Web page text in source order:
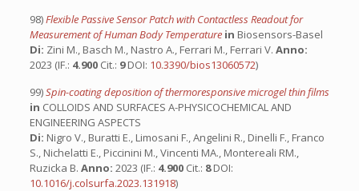
98)Flexible Passive Sensor Patch with Contactless Readout for
Measurement of Human Body Temperature in Biosensors-Basel
Di: Zini M., Basch M., Nastro A., Ferrari M., Ferrari V. Anno:
2023 (IF.: 4.900 Cit.: 9DOI: 10.3390/bios13060572)
99)Spin-coating deposition of thermoresponsive microgel thin films
in COLLOIDS AND SURFACES A-PHYSICOCHEMICAL AND
ENGINEERING ASPECTS
Di: Nigro V., Buratti E., Limosani F., Angelini R., Dinelli F., Franco
S., Nichelatti E., Piccinini M., Vincenti MA., Montereali RM.,
Ruzicka B. Anno: 2023 (IF.: 4.900 Cit.: 8DOI:
10.1016/j.colsurfa.2023.131918)